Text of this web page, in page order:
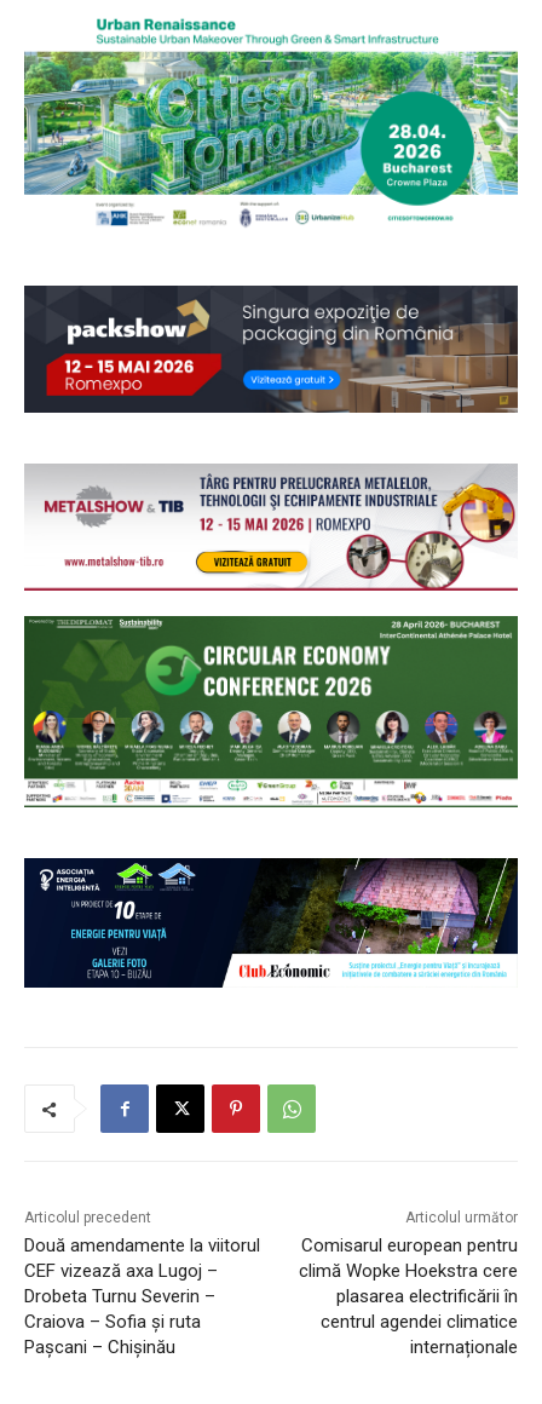
Articolul precedent
Două amendamente la viitorul
CEF vizează axa Lugoj –
Drobeta Turnu Severin –
Craiova – Sofia și ruta
Pașcani – Chișinău
Articolul următor
Comisarul european pentru
climă Wopke Hoekstra cere
plasarea electrificării în
centrul agendei climatice
internaționale